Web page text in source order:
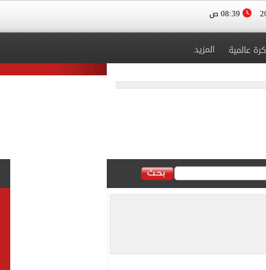
كرة عالمية المزيد